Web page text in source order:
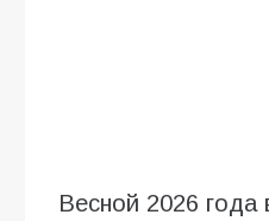
Весной 2026 года